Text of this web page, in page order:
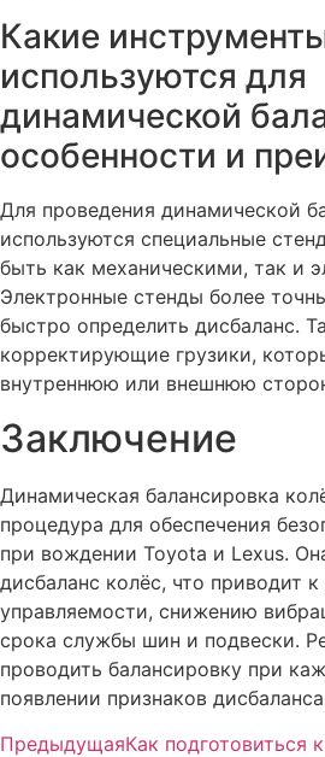
Какие
используются для
динамической
особенности и
Для проведения динамической
используются специальные
быть как механическими, так и
Электронные стенды более
быстро определить дисбаланс.
корректирующие грузики,
внутреннюю или внешнюю
Заключение
Динамическая балансировка
процедура для обеспечения
при вождении Toyota и Lexus.
дисбаланс колёс, что приводит
управляемости, снижению
срока службы шин и подвески.
проводить балансировку при
появлении признаков
ПредыдущаяКак подготовиться